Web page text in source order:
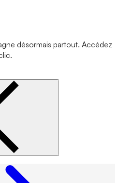
désormais partout. Accédez